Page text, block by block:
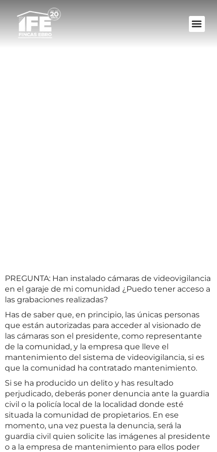
PREGUNTA: Han instalado cámaras de videovigilancia
en el garaje de mi comunidad ¿Puedo tener acceso a
las grabaciones realizadas?
Has de saber que, en principio, las únicas personas
que están autorizadas para acceder al visionado de
las cámaras son el presidente, como representante
de la comunidad, y la empresa que lleve el
mantenimiento del sistema de videovigilancia, si es
que la comunidad ha contratado mantenimiento.
Si se ha producido un delito y has resultado
perjudicado, deberás poner denuncia ante la guardia
civil o la policía local de la localidad donde esté
situada la comunidad de propietarios. En ese
momento, una vez puesta la denuncia, será la
guardia civil quien solicite las imágenes al presidente
o a la empresa de mantenimiento para ellos poder